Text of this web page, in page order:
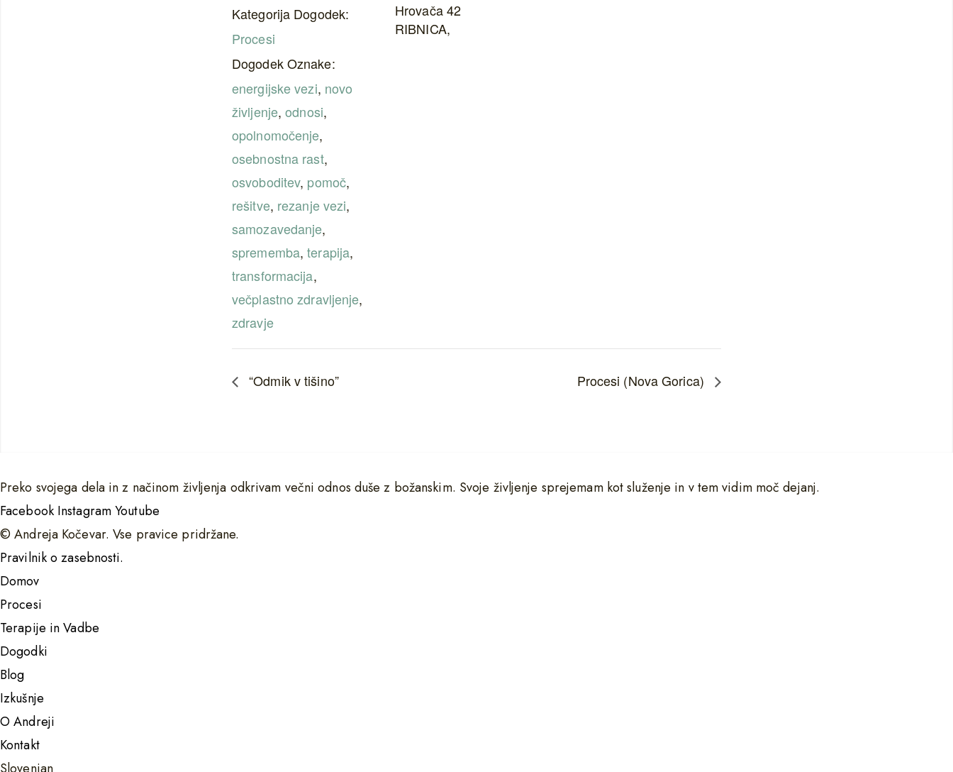
Kategorija Dogodek:
Procesi
Dogodek Oznake:
energijske vezi, novo
življenje,odnosi,
opolnomočenje,
osebnostna rast,
osvoboditev, pomoč,
rešitve, rezanje vezi,
samozavedanje,
sprememba,terapija,
transformacija,
večplastno zdravljenje,
zdravje
Hrovača 42
RIBNICA,
“Odmik v tišino” Procesi (Nova Gorica)
Preko svojega dela in z načinom življenja odkrivam večni odnos duše z božanskim. Svoje življenje sprejemam kot služenje in v tem vidim moč dejanj.
Facebook InstagramYoutube
© Andreja Kočevar. Vse pravice pridržane.
Pravilnik o zasebnosti.
Domov
Procesi
Terapije in Vadbe
Dogodki
Blog
Izkušnje
O Andreji
Kontakt
Slovenian